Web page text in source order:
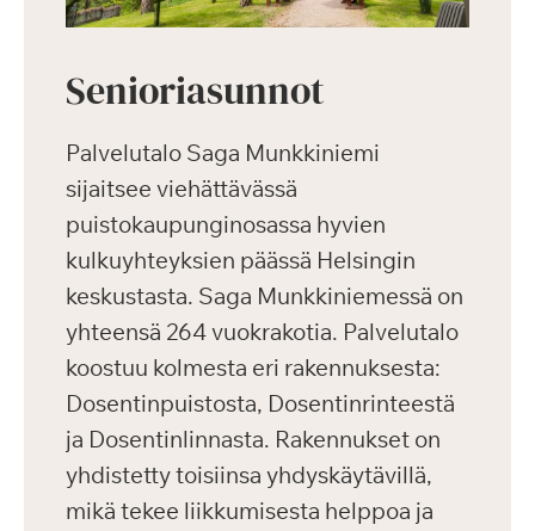
Senioriasunnot
Palvelutalo Saga Munkkiniemi
sijaitsee viehättävässä
puistokaupunginosassa hyvien
kulkuyhteyksien päässä Helsingin
keskustasta. Saga Munkkiniemessä on
yhteensä 264 vuokrakotia. Palvelutalo
koostuu kolmesta eri rakennuksesta:
Dosentinpuistosta, Dosentinrinteestä
ja Dosentinlinnasta. Rakennukset on
yhdistetty toisiinsa yhdyskäytävillä,
mikä tekee liikkumisesta helppoa ja